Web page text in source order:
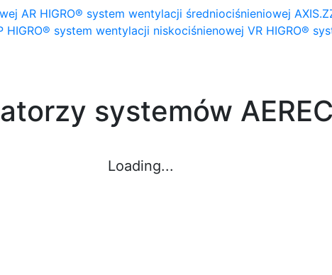
AR HIGRO® system wentylacji średniociśnieniowej
HIGRO® system wentylacji niskociśnienowej VR HIGRO®
systemów
Loading...